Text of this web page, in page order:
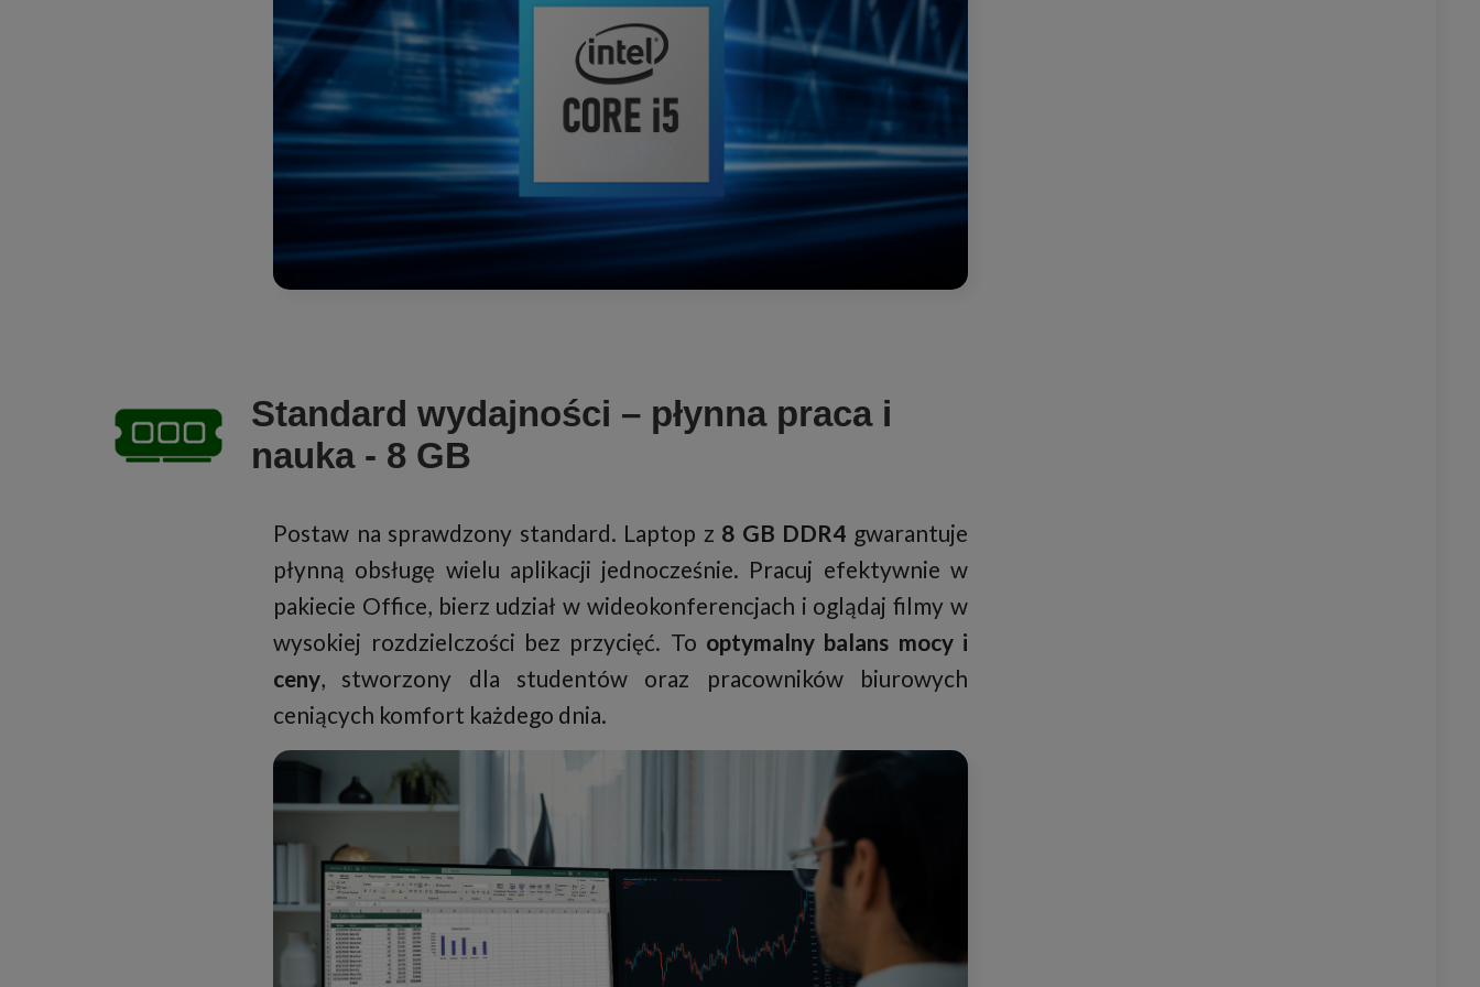
Standard wydajności – płynna praca i
nauka - 8 GB
Postaw na sprawdzony standard. Laptop z 8 GB DDR4 gwarantuje
płynną obsługę wielu aplikacji jednocześnie. Pracuj efektywnie w
pakiecie Office, bierz udział w wideokonferencjach i oglądaj filmy w
wysokiej rozdzielczości bez przycięć. To optymalny balans mocy i
ceny, stworzony dla studentów oraz pracowników biurowych
ceniących komfort każdego dnia.